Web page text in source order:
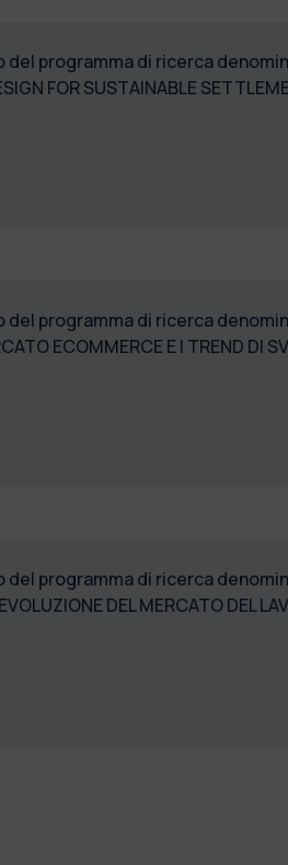
programma di ricerca
FOR SUSTAINABLE
programma di ricerca
ECOMMERCE E I TREND DI
programma di ricerca
DEL MERCATO DEL